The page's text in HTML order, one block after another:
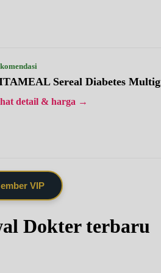
Sereal Diabetes
detail & harga →
VIP
Dokter terbaru